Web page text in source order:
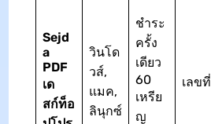
Sejd
a
PDF
เด
สก์ท็อ
วินโด
วส์,
แมค,
ลินุกซ์
ชำระ
ครั้ง
เดียว
60
เหรีย
ญ
เลขที่